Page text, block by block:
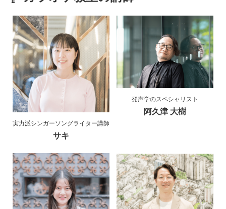
実力派シンガーソングライター講師
サキ
発声学のスペシャリスト
阿久津 大樹